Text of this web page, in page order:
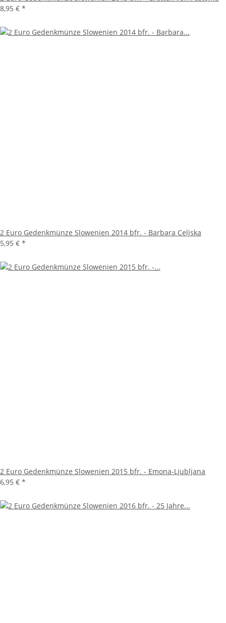
8,95 € *
2 Euro Gedenkmünze Slowenien 2014 bfr. - Barbara Celjska
5,95 € *
2 Euro Gedenkmünze Slowenien 2015 bfr. - Emona-Ljubljana
6,95 € *